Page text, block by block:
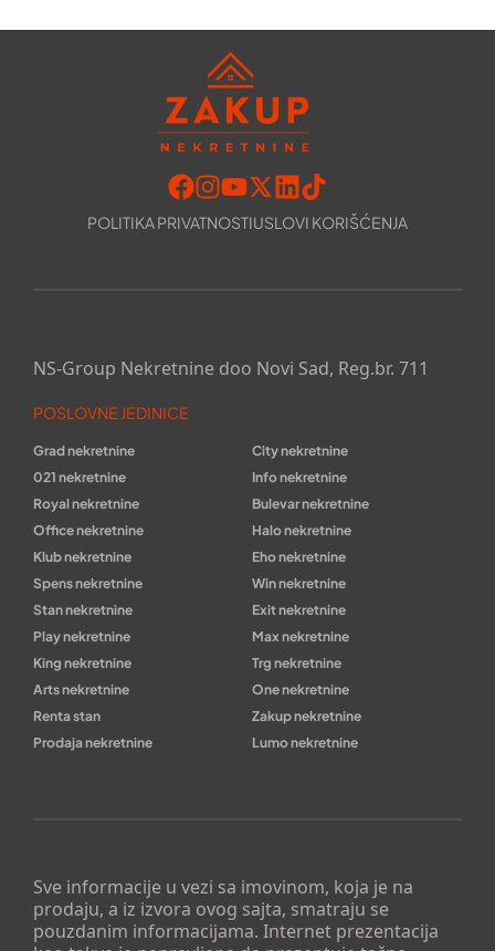
POLITIKA PRIVATNOSTIUSLOVI KORIŠĆENJA
Sve informacije u vezi sa imovinom, koja je na
prodaju, a iz izvora ovog sajta, smatraju se
pouzdanim informacijama. Internet prezentacija
NS-Group Nekretnine doo Novi Sad, Reg.br. 711
POSLOVNE JEDINICE
Grad nekretnine
City nekretnine
021 nekretnine
Info nekretnine
Royal nekretnine
Bulevar nekretnine
Office nekretnine
Halo nekretnine
Klub nekretnine
Eho nekretnine
Spens nekretnine
Win nekretnine
Stan nekretnine
Exit nekretnine
Play nekretnine
Max nekretnine
King nekretnine
Trg nekretnine
Arts nekretnine
One nekretnine
Renta stan
Zakup nekretnine
Prodaja nekretnine
Lumo nekretnine